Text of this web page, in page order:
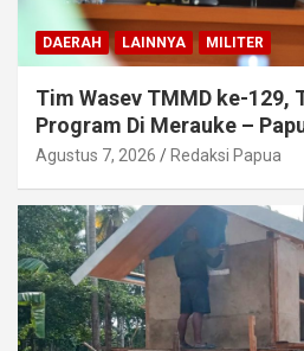
DAERAH LAINNYA MILITER
Tim Wasev TMMD ke-129,
Program Di Merauke –
Agustus 7, 2026 Redaksi Papua